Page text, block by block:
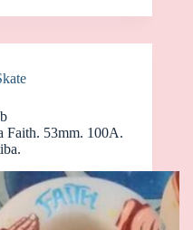
Faith. 53mm. 100A.